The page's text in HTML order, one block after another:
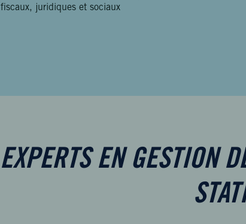
fiscaux, juridiques et sociaux
EXPERTS EN GESTION